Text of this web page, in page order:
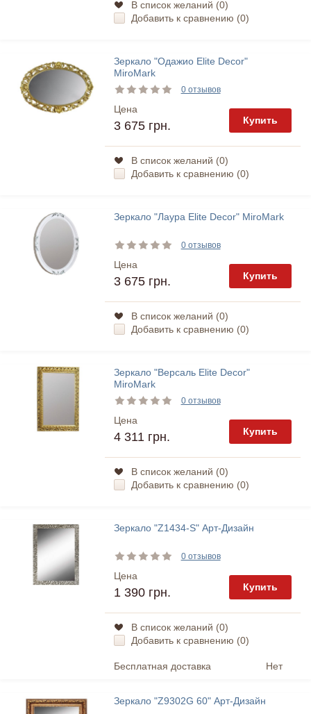
В список желаний (0)
Добавить к сравнению (0)
Зеркало "Одажио Elite Decor"
MiroMark
0 отзывов
Цена
3 675 грн. Купить
В список желаний (0)
Добавить к сравнению (0)
Зеркало "Лаура Elite Decor" MiroMark
0 отзывов
Цена
3 675 грн. Купить
В список желаний (0)
Добавить к сравнению (0)
Зеркало "Версаль Elite Decor"
MiroMark
0 отзывов
Цена
4 311 грн. Купить
В список желаний (0)
Добавить к сравнению (0)
Зеркало "Z1434-S" Арт-Дизайн
0 отзывов
Цена
1 390 грн. Купить
В список желаний (0)
Добавить к сравнению (0)
Бесплатная доставка Нет
Зеркало "Z9302G 60" Арт-Дизайн